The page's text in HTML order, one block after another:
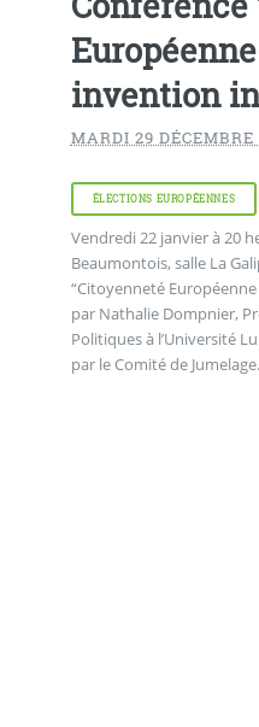
invention
MARDI 29 DÉCEMBRE
ÉLECTIONS EUROPÉENNES
Vendredi 22 janvier à 20
Beaumontois, salle La
“Citoyenneté
par Nathalie Dompnier,
Politiques à l’Université
par le Comité de Jumelage.